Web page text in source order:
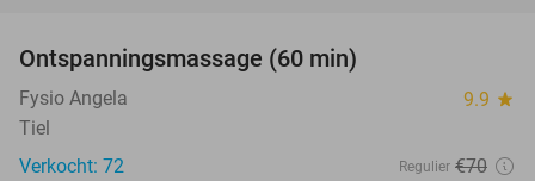
Ontspanningsmassage (60 min)
Fysio Angela 9.9 star
Tiel
Verkocht: 72
Regulier €70